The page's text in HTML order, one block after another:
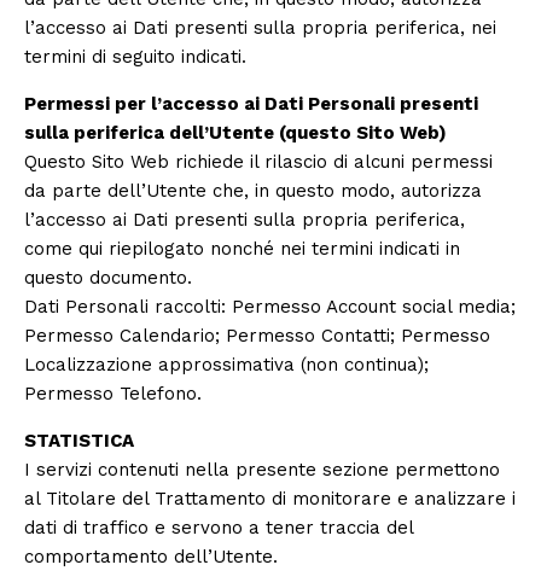
l’accesso ai Dati presenti sulla propria periferica, nei
termini di seguito indicati.
Permessi per l’accesso ai Dati Personali presenti
sulla periferica dell’Utente (questo Sito Web)
Questo Sito Web richiede il rilascio di alcuni permessi
da parte dell’Utente che, in questo modo, autorizza
l’accesso ai Dati presenti sulla propria periferica,
come qui riepilogato nonché nei termini indicati in
questo documento.
Dati Personali raccolti: Permesso Account social media;
Permesso Calendario; Permesso Contatti; Permesso
Localizzazione approssimativa (non continua);
Permesso Telefono.
STATISTICA
I servizi contenuti nella presente sezione permettono
al Titolare del Trattamento di monitorare e analizzare i
dati di traffico e servono a tener traccia del
comportamento dell’Utente.